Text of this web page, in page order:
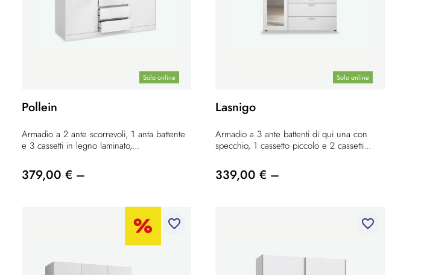
Solo online
Pollein
Armadio a 2 ante scorrevoli, 1 anta battente
e 3 cassetti in legno laminato,...
379,00 € –
Solo online
Lasnigo
Armadio a 3 ante battenti di qui una con
specchio, 1 cassetto piccolo e 2 cassetti...
339,00 € –
favorite_border favorite_border